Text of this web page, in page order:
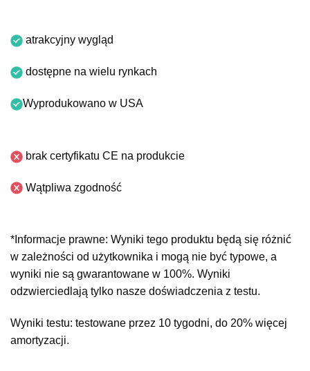
atrakcyjny wygląd
dostępne na wielu rynkach
Wyprodukowano w USA
brak certyfikatu CE na produkcie
Wątpliwa zgodność
*Informacje prawne: Wyniki tego produktu będą się różnić
w zależności od użytkownika i mogą nie być typowe, a
wyniki nie są gwarantowane w 100%. Wyniki
odzwierciedlają tylko nasze doświadczenia z testu.
Wyniki testu: testowane przez 10 tygodni, do 20% więcej
amortyzacji.